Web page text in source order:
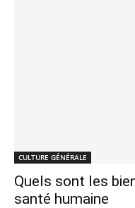
CULTURE GÉNÉRALE
Quels sont les
santé humaine